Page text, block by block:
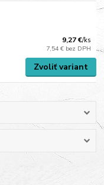
9,27 €/ks
7,54 € bez DPH
Zvoliť variant